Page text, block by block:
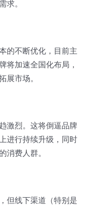
求。
的不断优化，目前主
将加速全国化布局，
展市场。
激烈。这将倒逼品牌
进行持续升级，同时
消费人群。
但线下渠道（特别是